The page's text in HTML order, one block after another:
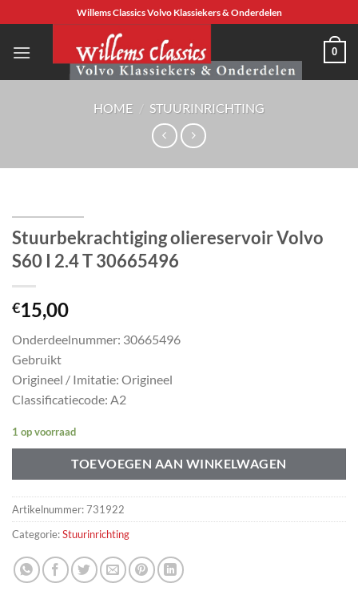
naar
inhoud
Willems Classics Volvo Klassiekers & Onderdelen
0
HOME / STUURINRICHTING
Stuurbekrachtiging oliereservoir Volvo
S60 I 2.4 T 30665496
€15,00
Onderdeelnummer: 30665496
Gebruikt
Origineel / Imitatie: Origineel
Classificatiecode: A2
1 op voorraad
TOEVOEGEN AAN WINKELWAGEN
Artikelnummer:731922
Categorie:Stuurinrichting